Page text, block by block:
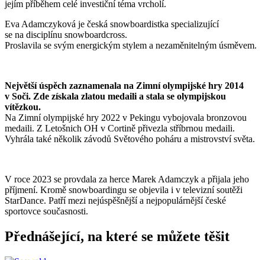
jejím příběhem celé investiční téma vrcholí.
Eva Adamczyková je česká snowboardistka specializující
se na disciplínu snowboardcross.
Proslavila se svým energickým stylem a nezaměnitelným úsměvem.
Největší úspěch zaznamenala na Zimní olympijské hry 2014
v Soči. Zde získala zlatou medaili a stala se olympijskou
vítězkou.
Na Zimní olympijské hry 2022 v Pekingu vybojovala bronzovou
medaili. Z Letošnich OH v Cortině přivezla stříbrnou medaili.
Vyhrála také několik závodů Světového poháru a mistrovství světa.
V roce 2023 se provdala za herce Marek Adamczyk a přijala jeho
příjmení. Kromě snowboardingu se objevila i v televizní soutěži
StarDance. Patří mezi nejúspěšnější a nejpopulárnější české
sportovce současnosti.
Přednášející, na které se můžete těšit